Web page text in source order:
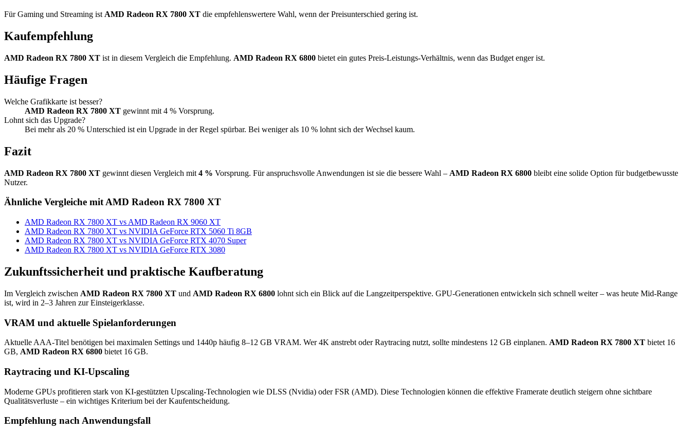
Für Gaming und Streaming ist AMD Radeon RX 7800 XT die empfehlenswertere Wahl, wenn der Preisunterschied gering ist.
Kaufempfehlung
AMD Radeon RX 7800 XT ist in diesem Vergleich die Empfehlung. AMD Radeon RX 6800 bietet ein gutes Preis-Leistungs-Verhältnis, wenn das Budget enger ist.
Häufige Fragen
Welche Grafikkarte ist besser?
AMD Radeon RX 7800 XT gewinnt mit 4 % Vorsprung.
Lohnt sich das Upgrade?
Bei mehr als 20 % Unterschied ist ein Upgrade in der Regel spürbar. Bei weniger als 10 % lohnt sich der Wechsel kaum.
Fazit
AMD Radeon RX 7800 XT gewinnt diesen Vergleich mit 4 % Vorsprung. Für anspruchsvolle Anwendungen ist sie die bessere Wahl – AMD Radeon RX 6800 bleibt eine solide Option für budgetbewusste
Nutzer.
Ähnliche Vergleiche mit AMD Radeon RX 7800 XT
AMD Radeon RX 7800 XT vs AMD Radeon RX 9060 XT
AMD Radeon RX 7800 XT vs NVIDIA GeForce RTX 5060 Ti 8GB
AMD Radeon RX 7800 XT vs NVIDIA GeForce RTX 4070 Super
AMD Radeon RX 7800 XT vs NVIDIA GeForce RTX 3080
Zukunftssicherheit und praktische Kaufberatung
Im Vergleich zwischen AMD Radeon RX 7800 XT und AMD Radeon RX 6800 lohnt sich ein Blick auf die Langzeitperspektive. GPU-Generationen entwickeln sich schnell weiter – was heute Mid-Range
ist, wird in 2–3 Jahren zur Einsteigerklasse.
VRAM und aktuelle Spielanforderungen
Aktuelle AAA-Titel benötigen bei maximalen Settings und 1440p häufig 8–12 GB VRAM. Wer 4K anstrebt oder Raytracing nutzt, sollte mindestens 12 GB einplanen. AMD Radeon RX 7800 XT bietet 16
GB, AMD Radeon RX 6800 bietet 16 GB.
Raytracing und KI-Upscaling
Moderne GPUs profitieren stark von KI-gestützten Upscaling-Technologien wie DLSS (Nvidia) oder FSR (AMD). Diese Technologien können die effektive Framerate deutlich steigern ohne sichtbare
Qualitätsverluste – ein wichtiges Kriterium bei der Kaufentscheidung.
Empfehlung nach Anwendungsfall